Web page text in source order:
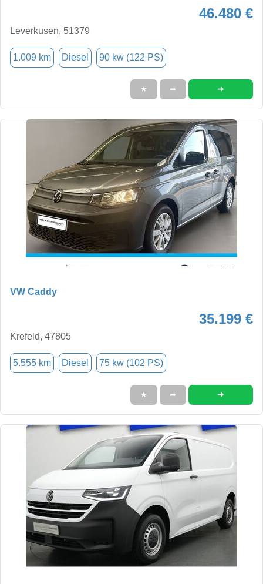
46.480 €
Leverkusen, 51379
1.009 km Diesel 90 kw (122 PS)
★ ➦ ➜
VW Caddy
35.199 €
Krefeld, 47805
5.555 km Diesel 75 kw (102 PS)
★ ➦ ➜